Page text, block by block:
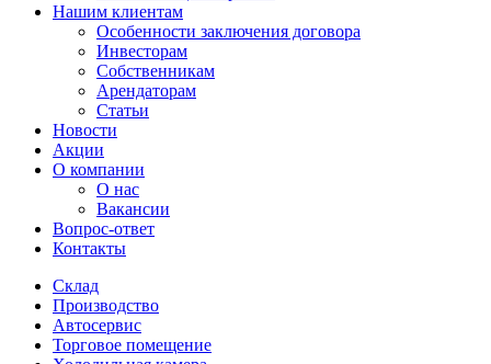
Нашим клиентам
Особенности заключения договора
Инвесторам
Собственникам
Арендаторам
Статьи
Новости
Акции
О компании
О нас
Вакансии
Вопрос-ответ
Контакты
Склад
Производство
Автосервис
Торговое помещение